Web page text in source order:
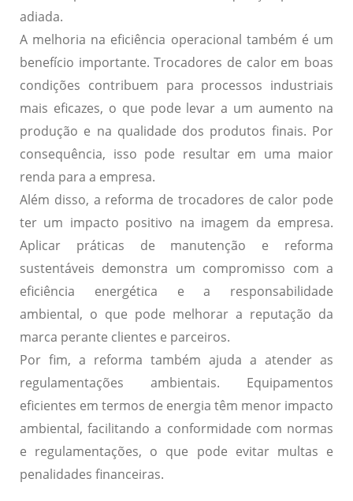
adiada.
A melhoria na eficiência operacional também é um
benefício importante. Trocadores de calor em boas
condições contribuem para processos industriais
mais eficazes, o que pode levar a um aumento na
produção e na qualidade dos produtos finais. Por
consequência, isso pode resultar em uma maior
renda para a empresa.
Além disso, a reforma de trocadores de calor pode
ter um impacto positivo na imagem da empresa.
Aplicar práticas de manutenção e reforma
sustentáveis demonstra um compromisso com a
eficiência energética e a responsabilidade
ambiental, o que pode melhorar a reputação da
marca perante clientes e parceiros.
Por fim, a reforma também ajuda a atender as
regulamentações ambientais. Equipamentos
eficientes em termos de energia têm menor impacto
ambiental, facilitando a conformidade com normas
e regulamentações, o que pode evitar multas e
penalidades financeiras.